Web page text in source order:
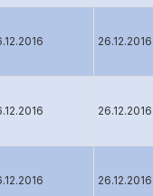
26.12.2016
26.12.2016
26.12.2016